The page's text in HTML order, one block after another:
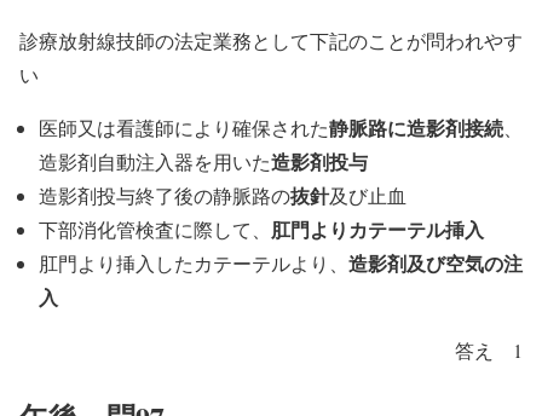
診療放射線技師の法定業務として下記のことが問われやす
い
医師又は看護師により確保された静脈路に造影剤接続、
造影剤自動注入器を用いた造影剤投与
造影剤投与終了後の静脈路の抜針及び止血
下部消化管検査に際して、 肛門よりカテーテル挿入
肛門より挿入したカテーテルより、 造影剤及び空気の注
入
答え 1